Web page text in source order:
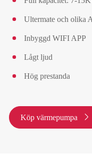
Ultermate och olika
Inbyggd WIFI APP
Lågt ljud
Hög prestanda
Köp värmepumpa 